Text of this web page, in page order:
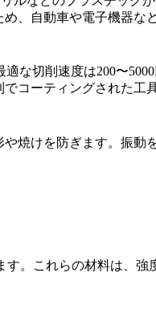
、自動車や電子機器な
な切削速度は200〜
コーティングされた工
焼けを防ぎます。振動
。これらの材料は、強